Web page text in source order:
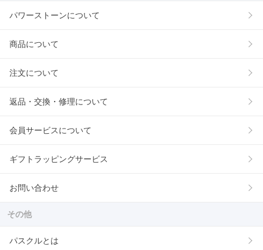
パワーストーンについて
商品について
注文について
返品・交換・修理について
会員サービスについて
ギフトラッピングサービス
お問い合わせ
その他
パスクルとは